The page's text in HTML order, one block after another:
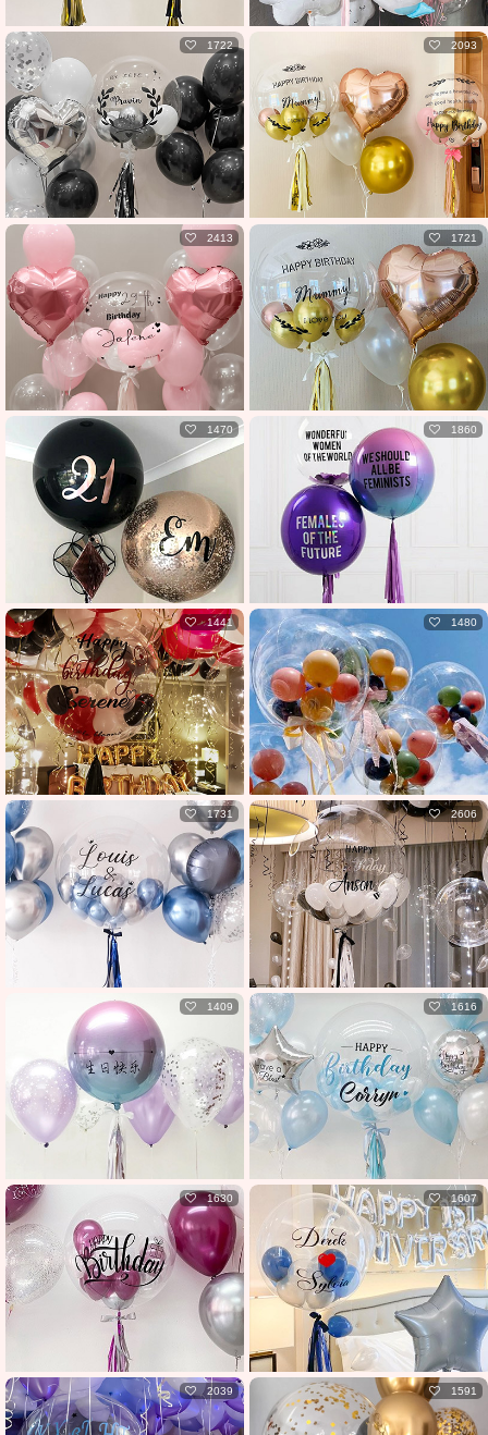
1722 2093
2413 1721
1470 1860
1441 1480
1731 2606
1409 1616
1630 1607
2039 1591